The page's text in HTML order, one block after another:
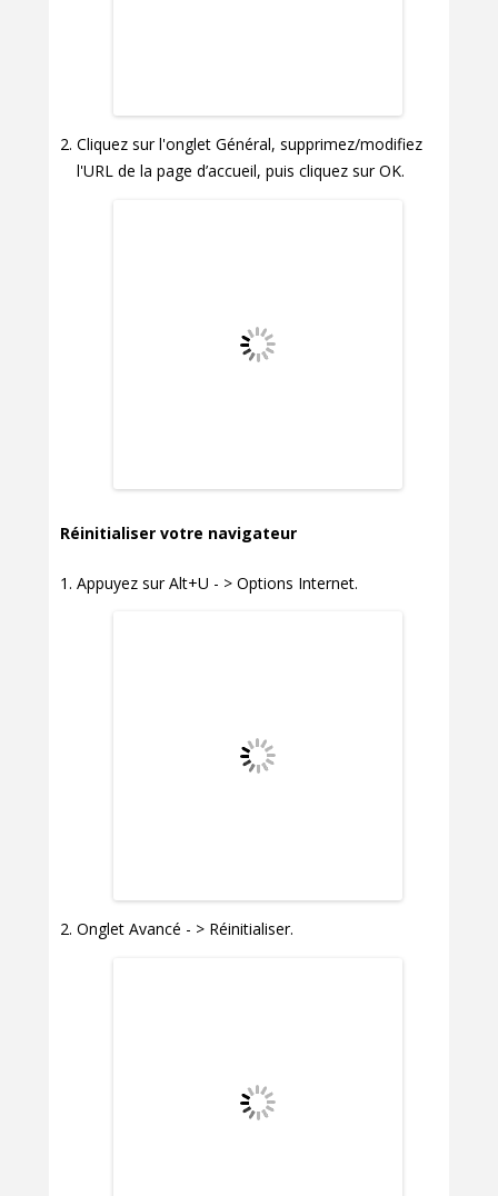
Cliquez sur l'onglet Général, supprimez/modifiez
l'URL de la page d’accueil, puis cliquez sur OK.
Réinitialiser votre navigateur
Appuyez sur Alt+U - > Options Internet.
Onglet Avancé - > Réinitialiser.